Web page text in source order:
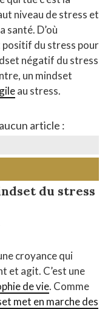
niveau de stress et
santé. D’où
positif du stress pour
négatif du stress
un mindset
au stress.
article :
du stress
croyance qui
et agit. C’est une
de vie. Comme
met en marche des